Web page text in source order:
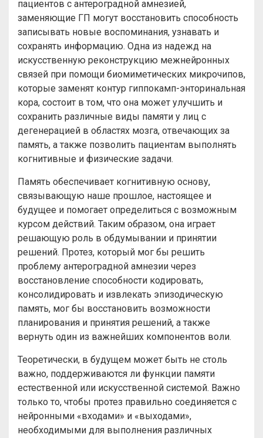
пациентов с антероградной амнезией,
заменяющие ГП могут восстановить способность
записывать новые воспоминания, узнавать и
сохранять информацию. Одна из надежд на
искусственную реконструкцию межнейронных
связей при помощи биомиметических микрочипов,
которые заменят контур гиппокамп-энторинальная
кора, состоит в том, что она может улучшить и
сохранить различные виды памяти у лиц с
дегенерацией в областях мозга, отвечающих за
память, а также позволить пациентам выполнять
когнитивные и физические задачи.
Память обеспечивает когнитивную основу,
связывающую наше прошлое, настоящее и
будущее и помогает определиться с возможным
курсом действий. Таким образом, она играет
решающую роль в обдумывании и принятии
решений. Протез, который мог бы решить
проблему антероградной амнезии через
восстановление способности кодировать,
консолидировать и извлекать эпизодическую
память, мог бы восстановить возможности
планирования и принятия решений, а также
вернуть один из важнейших компонентов воли.
Теоретически, в будущем может быть не столь
важно, поддерживаются ли функции памяти
естественной или искусственной системой. Важно
только то, чтобы протез правильно соединяется с
нейронными «входами» и «выходами»,
необходимыми для выполнения различных